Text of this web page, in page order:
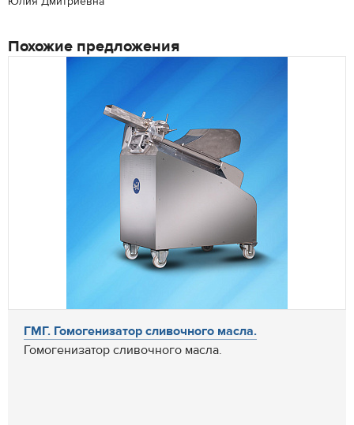
Похожие предложения
ГМГ. Гомогенизатор сливочного масла.
Гомогенизатор сливочного масла.